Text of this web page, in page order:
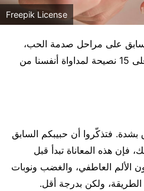
Freepik License
على مراحل صدمة الحب،
تعرفوا معنا عبر هذا المقال على 15 نصيحة لمداواة أنفسنا من
بشدة. فتذكّروا أن حبيبكم السابق
فإن هذه المعاناة تبدأ قبل
الألم العاطفي، والغضب ونوبات
الطريقة، ولكن بدرجة أقل.